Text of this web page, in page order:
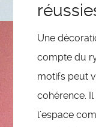
Une
compte du
motifs peut
cohérence.
l’espace